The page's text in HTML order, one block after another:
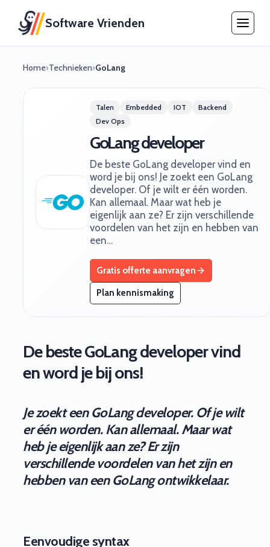
Software Vrienden
Home›Technieken›GoLang
Talen Embedded IOT
Backend
Dev Ops
GoLang developer
De beste GoLang developer vind en
word je bij ons! Je zoekt een GoLang
developer. Of je wilt er één worden.
Kan allemaal. Maar wat heb je
eigenlijk aan ze? Er zijn verschillende
voordelen van het zijn en hebben van
een…
Gratis offerte aanvragen
Plan kennismaking
De beste GoLang developer vind
en word je bij ons!
Je zoekt een GoLang developer. Of je wilt
er één worden. Kan allemaal. Maar wat
heb je eigenlijk aan ze? Er zijn
verschillende voordelen van het zijn en
hebben van een GoLang ontwikkelaar.
Eenvoudige syntax